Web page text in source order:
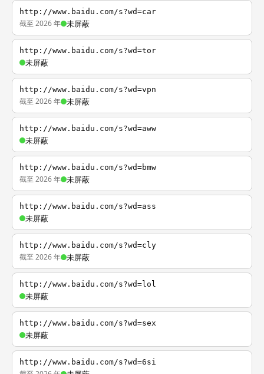
http://www.baidu.com/s?wd=car
截至 2026 年 未屏蔽
http://www.baidu.com/s?wd=tor
未屏蔽
http://www.baidu.com/s?wd=vpn
截至 2026 年 未屏蔽
http://www.baidu.com/s?wd=aww
未屏蔽
http://www.baidu.com/s?wd=bmw
截至 2026 年 未屏蔽
http://www.baidu.com/s?wd=ass
未屏蔽
http://www.baidu.com/s?wd=cly
截至 2026 年 未屏蔽
http://www.baidu.com/s?wd=lol
未屏蔽
http://www.baidu.com/s?wd=sex
未屏蔽
http://www.baidu.com/s?wd=6si